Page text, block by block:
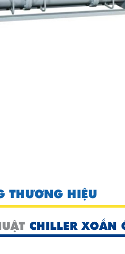
THƯƠNG HIỆU
CHILLER